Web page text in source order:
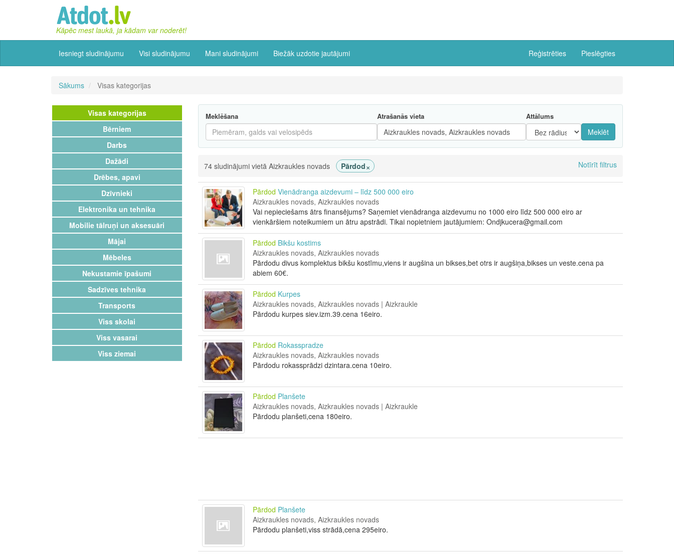
Kāpēc mest laukā, ja kādam var noderēt!
Iesniegt sludinājumu Visi sludinājumu Mani sludinājumi Biežāk uzdotie jautājumi Reģistrēties Pieslēgties
Sākums Visas kategorijas
Visas kategorijas
Bērniem
Darbs
Dažādi
Drēbes, apavi
Dzīvnieki
Elektronika un tehnika
Mobilie tālruņi un aksesuāri
Mājai
Mēbeles
Nekustamie īpašumi
Sadzīves tehnika
Transports
Viss skolai
Viss vasarai
Viss ziemai
Meklēšana Atrašanās vieta Attālums
Meklēt
74 sludinājumi vietā Aizkraukles novads Pārdod× Notīrīt filtrus
Pārdod Vienādranga aizdevumi – līdz 500 000 eiro
Aizkraukles novads, Aizkraukles novads
Vai nepieciešams ātrs finansējums? Saņemiet vienādranga aizdevumu no 1000 eiro līdz 500 000 eiro ar
vienkāršiem noteikumiem un ātru apstrādi. Tikai nopietniem jautājumiem: Ondjkucera@gmail.com
Pārdod Bikšu kostims
Aizkraukles novads, Aizkraukles novads
Pārdodu divus komplektus bikšu kostīmu,viens ir augšina un bikses,bet otrs ir augšiņa,bikses un veste.cena pa
abiem 60€.
Pārdod Kurpes
Aizkraukles novads, Aizkraukles novads | Aizkraukle
Pārdodu kurpes siev.izm.39.cena 16eiro.
Pārdod Rokasspradze
Aizkraukles novads, Aizkraukles novads
Pārdodu rokassprādzi dzintara.cena 10eiro.
Pārdod Planšete
Aizkraukles novads, Aizkraukles novads | Aizkraukle
Pārdodu planšeti,cena 180eiro.
Pārdod Planšete
Aizkraukles novads, Aizkraukles novads
Pārdodu planšeti,viss strādā,cena 295eiro.